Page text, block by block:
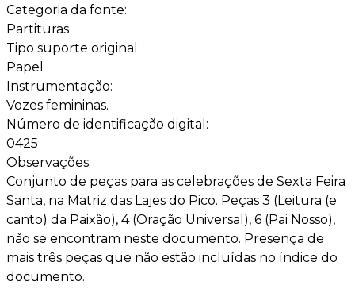
Categoria da fonte:
Partituras
Tipo suporte original:
Papel
Instrumentação:
Vozes femininas.
Número de identificação digital:
0425
Observações:
Conjunto de peças para as celebrações de Sexta Feira
Santa, na Matriz das Lajes do Pico. Peças 3 (Leitura (e
canto) da Paixão), 4 (Oração Universal), 6 (Pai Nosso),
não se encontram neste documento. Presença de
mais três peças que não estão incluídas no índice do
documento.